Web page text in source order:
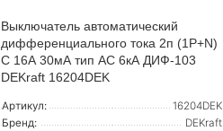
Выключатель автоматический
дифференциального тока 2п (1P+N)
C 16А 30мА тип AC 6кА ДИФ-103
DEKraft 16204DEK
Артикул:
16204DEK
Бренд:
DEKraft